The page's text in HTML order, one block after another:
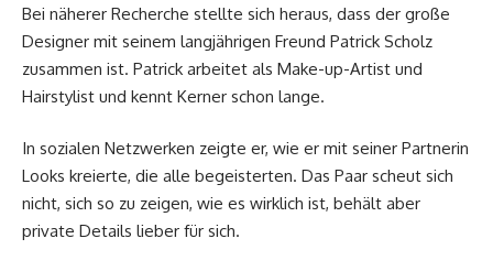
Bei näherer Recherche stellte sich heraus, dass der große
Designer mit seinem langjährigen Freund Patrick Scholz
zusammen ist. Patrick arbeitet als Make-up-Artist und
Hairstylist und kennt Kerner schon lange.
In sozialen Netzwerken zeigte er, wie er mit seiner Partnerin
Looks kreierte, die alle begeisterten. Das Paar scheut sich
nicht, sich so zu zeigen, wie es wirklich ist, behält aber
private Details lieber für sich.